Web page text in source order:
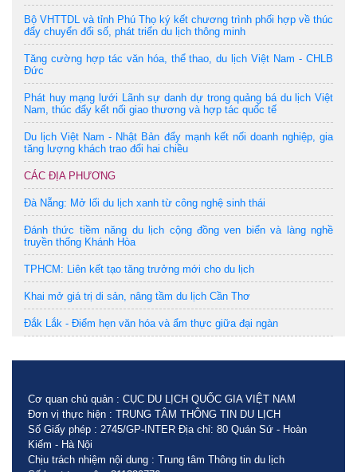
Bộ VHTTDL và tỉnh Phú Thọ ký kết chương trình phối hợp về thúc
đẩy chuyển đổi số, phát triển du lịch thông minh
Tăng cường hợp tác văn hóa, thể thao, du lịch Việt Nam - CHLB
Đức
Phát huy mạng lưới Lãnh sự danh dự trong quảng bá du lịch Việt
Nam, thúc đẩy kết nối giao thương và hợp tác quốc tế
Du lịch Việt Nam - Nhật Bản đẩy mạnh kết nối doanh nghiệp, gia
tăng lượng khách trao đổi hai chiều
CÁC ĐỊA PHƯƠNG
Đà Nẵng: Mở lối du lịch xanh từ công nghệ sinh thái
Đánh thức tiềm năng du lịch cộng đồng ven biển và làng nghề
truyền thống Khánh Hòa
TPHCM: Liên kết tạo tăng trưởng mới cho du lịch
Khai mở giá trị di sản, nâng tầm du lịch Cần Thơ
Đắk Lắk - Điểm hẹn văn hóa và ẩm thực giữa đại ngàn
Cơ quan chủ quản : CỤC DU LỊCH QUỐC GIA VIỆT NAM
Đơn vị thực hiện : TRUNG TÂM THÔNG TIN DU LỊCH
Số Giấy phép : 2745/GP-INTER Địa chỉ: 80 Quán Sứ - Hoàn
Kiếm - Hà Nội
Chịu trách nhiệm nội dung : Trung tâm Thông tin du lịch